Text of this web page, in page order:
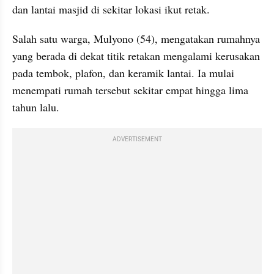
dan lantai masjid di sekitar lokasi ikut retak.
Salah satu warga, Mulyono (54), mengatakan rumahnya
yang berada di dekat titik retakan mengalami kerusakan
pada tembok, plafon, dan keramik lantai. Ia mulai
menempati rumah tersebut sekitar empat hingga lima
tahun lalu.
ADVERTISEMENT